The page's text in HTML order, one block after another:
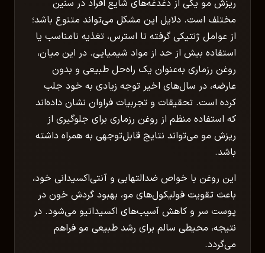
ریزش مو یکی از دغدغه‌های شایع افراد در سنین
مختلف است. دلایل این مشکل می‌تواند متنوع باشد؛
از عوامل ژنتیکی گرفته تا استرس، تغذیه نامناسب یا
استفاده بیش از حد از مواد شیمیایی. در این میان،
روغن رزماری به‌عنوان یک راه‌حل طبیعی و بدون
عارضه، در سال‌های اخیر توجه زیادی به خود جلب
کرده است. تحقیقات و تجربیات فراوان نشان داده‌اند
که استفاده منظم از روغن رزماری برای جلوگیری از
ریزش مو می‌تواند نتایج قابل‌توجهی به همراه داشته
باشد.
این روغن با خواص ضدالتهابی و آنتی‌اکسیدانی خود،
باعث تقویت فولیکول‌های مو، بهبود گردش خون در
پوست سر و کاهش آسیب‌های اکسیداتیو می‌شود. در
نتیجه، محیطی سالم برای رشد طبیعی مو فراهم
می‌گردد.